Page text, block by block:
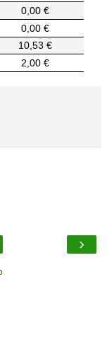
0,00 €
0,00 €
10,53 €
2,00 €
›